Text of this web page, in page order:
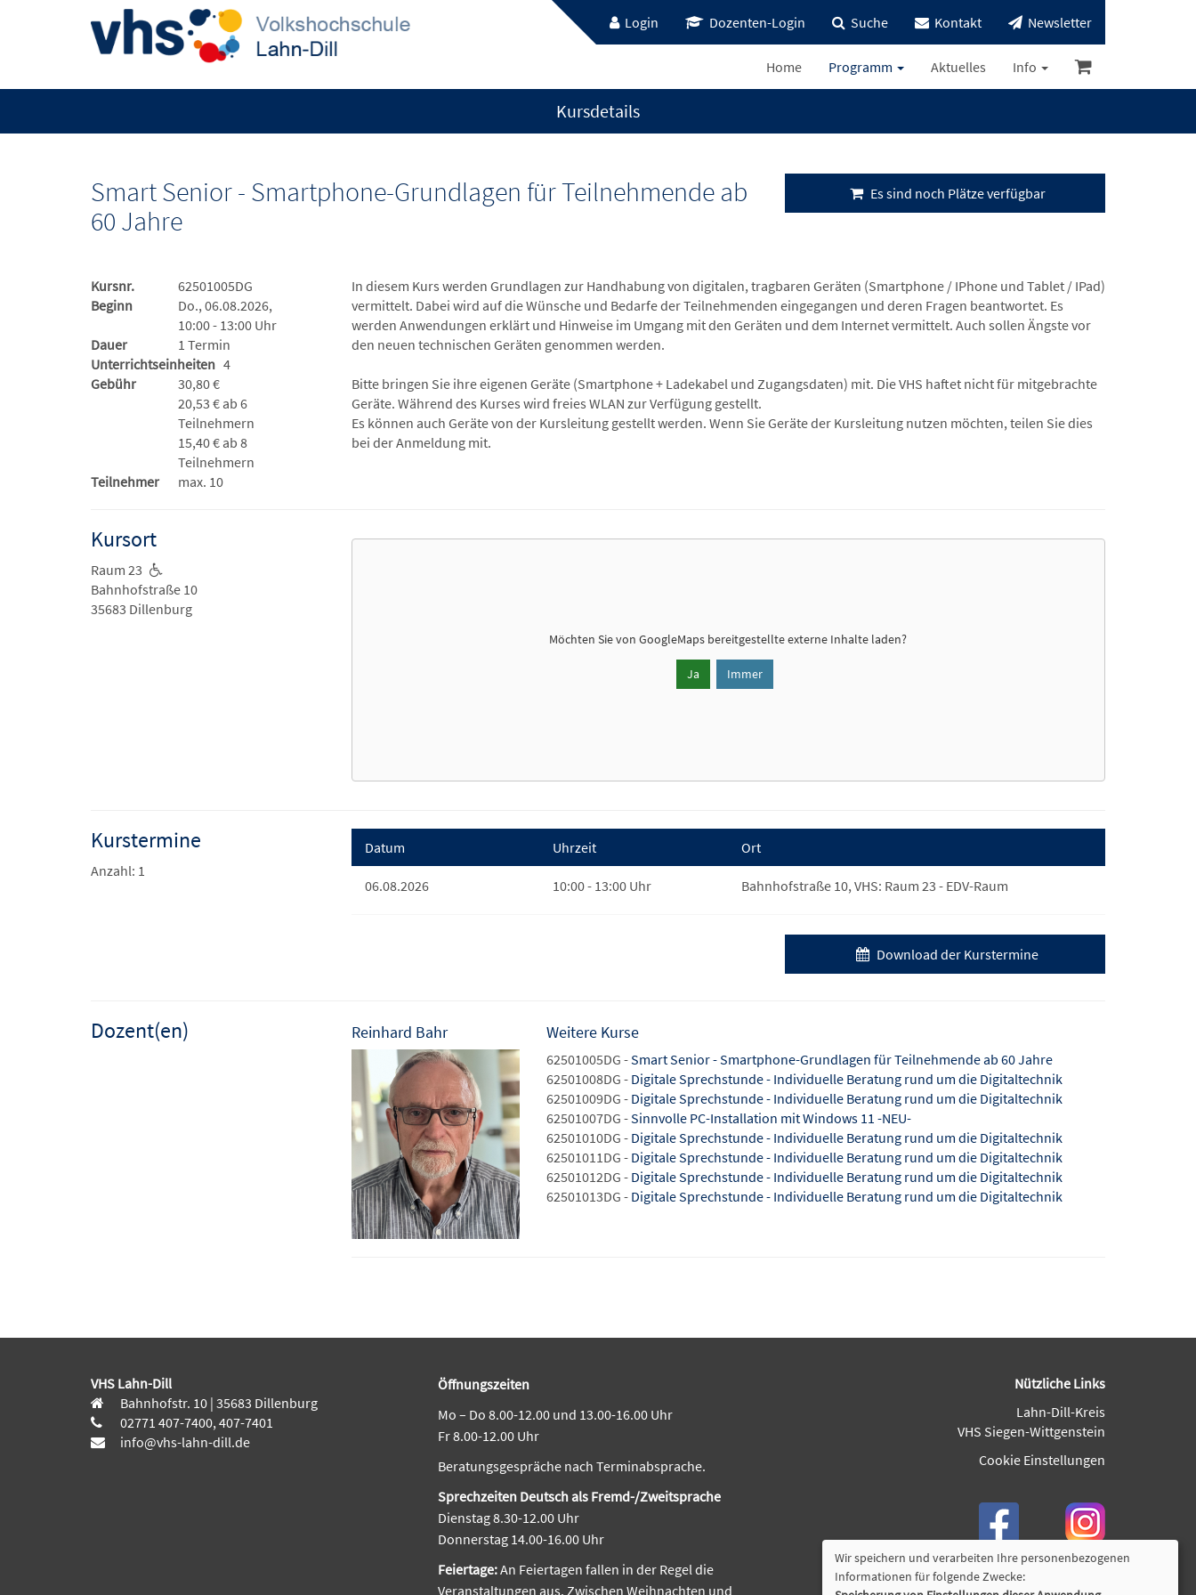
Login Dozenten-Login Suche Kontakt Newsletter
Home Programm Aktuelles Info
Kursdetails
Smart Senior - Smartphone-Grundlagen für Teilnehmende ab
60 Jahre
Es sind noch Plätze verfügbar
Kursnr.
62501005DG
Beginn
Do., 06.08.2026,
10:00 - 13:00 Uhr
Dauer
1 Termin
Unterrichtseinheiten
4
Gebühr
30,80 €
20,53 € ab 6
Teilnehmern
15,40 € ab 8
Teilnehmern
Teilnehmer
max. 10
In diesem Kurs werden Grundlagen zur Handhabung von digitalen, tragbaren Geräten (Smartphone / IPhone und Tablet / IPad)
vermittelt. Dabei wird auf die Wünsche und Bedarfe der Teilnehmenden eingegangen und deren Fragen beantwortet. Es
werden Anwendungen erklärt und Hinweise im Umgang mit den Geräten und dem Internet vermittelt. Auch sollen Ängste vor
den neuen technischen Geräten genommen werden.
Bitte bringen Sie ihre eigenen Geräte (Smartphone + Ladekabel und Zugangsdaten) mit. Die VHS haftet nicht für mitgebrachte
Geräte. Während des Kurses wird freies WLAN zur Verfügung gestellt.
Es können auch Geräte von der Kursleitung gestellt werden. Wenn Sie Geräte der Kursleitung nutzen möchten, teilen Sie dies
bei der Anmeldung mit.
Kursort
Raum 23
Bahnhofstraße 10
35683 Dillenburg
Möchten Sie vonGoogleMaps bereitgestellte externe Inhalte laden?
Ja Immer
Kurstermine
Anzahl: 1
Datum Uhrzeit Ort
06.08.2026 10:00 - 13:00 Uhr Bahnhofstraße 10, VHS: Raum 23 - EDV-Raum
Download der Kurstermine
Dozent(en) Reinhard Bahr Weitere Kurse
62501005DG -Smart Senior - Smartphone-Grundlagen für Teilnehmende ab 60 Jahre
62501008DG - Digitale Sprechstunde - Individuelle Beratung rund um die Digitaltechnik
62501009DG - Digitale Sprechstunde - Individuelle Beratung rund um die Digitaltechnik
62501007DG -Sinnvolle PC-Installation mit Windows 11 -NEU-
62501010DG - Digitale Sprechstunde - Individuelle Beratung rund um die Digitaltechnik
62501011DG - Digitale Sprechstunde - Individuelle Beratung rund um die Digitaltechnik
62501012DG - Digitale Sprechstunde - Individuelle Beratung rund um die Digitaltechnik
62501013DG - Digitale Sprechstunde - Individuelle Beratung rund um die Digitaltechnik
VHS Lahn-Dill
Bahnhofstr. 10 | 35683 Dillenburg
02771 407-7400, 407-7401
info@vhs-lahn-dill.de
Öffnungszeiten
Mo – Do 8.00-12.00 und 13.00-16.00 Uhr
Fr 8.00-12.00 Uhr
Beratungsgespräche nach Terminabsprache.
Sprechzeiten Deutsch als Fremd-/Zweitsprache
Dienstag 8.30-12.00 Uhr
Donnerstag 14.00-16.00 Uhr
Feiertage:An Feiertagen fallen in der Regel die
Veranstaltungen aus. Zwischen Weihnachten und
Nützliche Links
Lahn-Dill-Kreis
VHS Siegen-Wittgenstein
Cookie Einstellungen
Wir speichern und verarbeiten Ihre personenbezogenen
Informationen für folgende Zwecke: